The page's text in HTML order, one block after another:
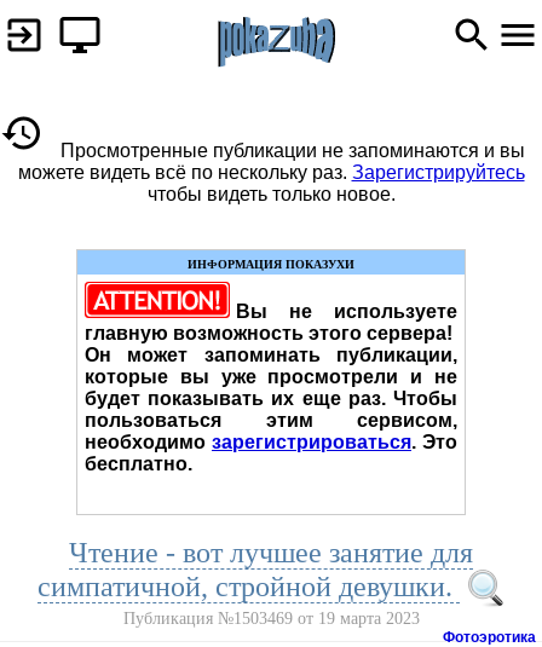
Просмотренные публикации не запоминаются и вы
можете видеть всё по нескольку раз. Зарегистрируйтесь
чтобы видеть только новое.
ИНФОРМАЦИЯ ПОКАЗУХИ
Вы не используете
главную возможность этого сервера!
Он может запоминать публикации,
которые вы уже просмотрели и не
будет показывать их еще раз. Чтобы
пользоваться этим сервисом,
необходимо зарегистрироваться. Это
бесплатно.
Чтение - вот лучшее занятие для
симпатичной, стройной девушки.
Публикация №1503469 от 19 марта 2023
Фотоэротика